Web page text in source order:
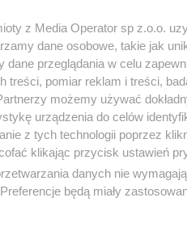
Twoje miasto
Piekary Śląskie
Chorzów
Tarnowskie Góry
Ruda Śląska
Tychy
z Media Operator sp z.o.o.
dane osobowe, takie jak
dane przeglądania w celu
pomiar reklam i treści,
możemy używać
urządzenia do celów
z tych technologii poprzez
klikając przycisk ustawień
danych nie
będą miały